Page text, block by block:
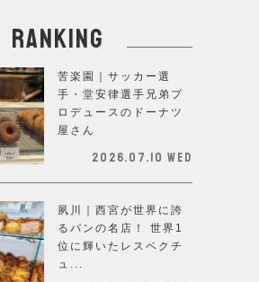
ranking
苦楽園｜サッカー選
手・堂安律選手兄弟プ
ロデュースのドーナツ
屋さん
2026.07.10 Wed
夙川｜西宮が世界に誇
るパンの名店！ 世界1
位に輝いたレスペクチ
ュ...